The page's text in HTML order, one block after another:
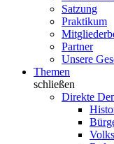
Satzung
Praktikum
Partner
Unsere
Themen
schließen
Direkte